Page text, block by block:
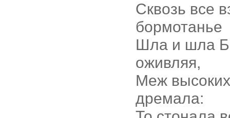
Сквозь все
бормотанье
Шла и шла
оживляя,
Меж
дремала: